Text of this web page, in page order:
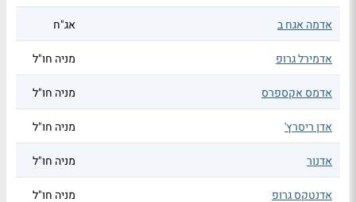
אדמה אגח ב אג"ח
אדמירל גרופ מניה חו"ל
אדמס אקספרס מניה חו"ל
אדן ריסרץ' מניה חו"ל
אדנור מניה חו"ל
אדנטקס גרופ מניה חו"ל